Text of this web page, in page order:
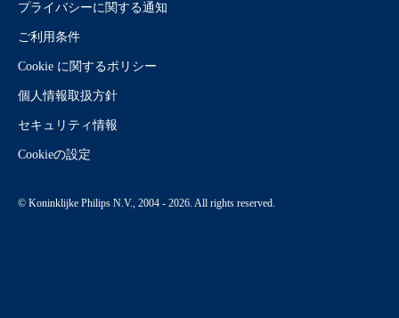
プライバシーに関する通知
ご利用条件
Cookie に関するポリシー
個人情報取扱方針
セキュリティ情報
Cookieの設定
© Koninklijke Philips N.V., 2004 - 2026. All rights reserved.